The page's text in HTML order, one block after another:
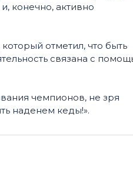
конечно, активно
отметил, что быть
связана с
чемпионов, не зря
наденем кеды!».